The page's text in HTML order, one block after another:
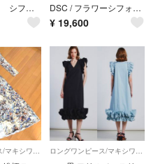
DSC ダブスタ シフォンマキシワンピース 襟付き 金ボタン 異素材 インナー付 DSC / フラワーシフォンギャザーノースリワンピース ダブルスタンダード ソブ
¥ 19,600
ロングワンピース/マキシワンピース ロングワンピース/マキシワンピース